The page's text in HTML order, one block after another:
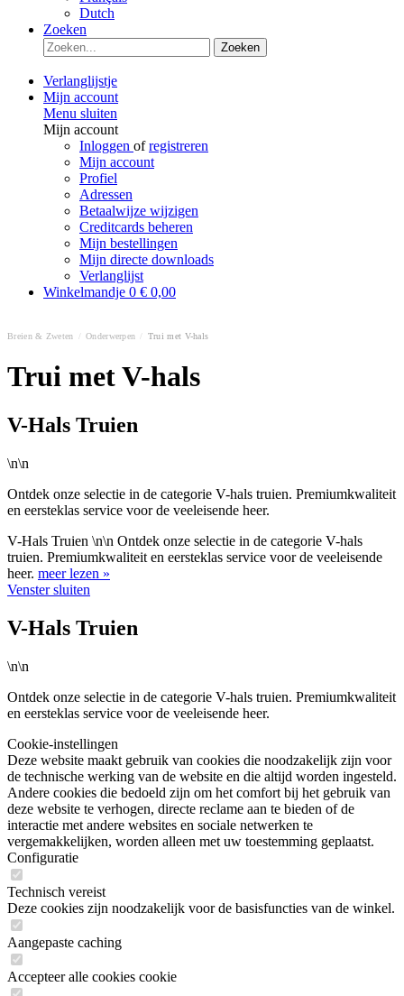
Dutch
Zoeken
Zoeken
Verlanglijstje
Mijn account
Menu sluiten
Mijn account
Inloggen ofregistreren
Mijn account
Profiel
Adressen
Betaalwijze wijzigen
Creditcards beheren
Mijn bestellingen
Mijn directe downloads
Verlanglijst
Winkelmandje 0 € 0,00
Breien & Zweten Onderwerpen Trui met V-hals
Trui met V-hals
V-Hals Truien
\n\n
Ontdek onze selectie in de categorie V-hals truien. Premiumkwaliteit
en eersteklas service voor de veeleisende heer.
V-Hals Truien \n\n Ontdek onze selectie in de categorie V-hals
truien. Premiumkwaliteit en eersteklas service voor de veeleisende
heer. meer lezen »
Venster sluiten
V-Hals Truien
\n\n
Ontdek onze selectie in de categorie V-hals truien. Premiumkwaliteit
en eersteklas service voor de veeleisende heer.
Cookie-instellingen
Deze website maakt gebruik van cookies die noodzakelijk zijn voor
de technische werking van de website en die altijd worden ingesteld.
Andere cookies die bedoeld zijn om het comfort bij het gebruik van
deze website te verhogen, directe reclame aan te bieden of de
interactie met andere websites en sociale netwerken te
vergemakkelijken, worden alleen met uw toestemming geplaatst.
Configuratie
Technisch vereist
Deze cookies zijn noodzakelijk voor de basisfuncties van de winkel.
Aangepaste caching
Accepteer alle cookies cookie